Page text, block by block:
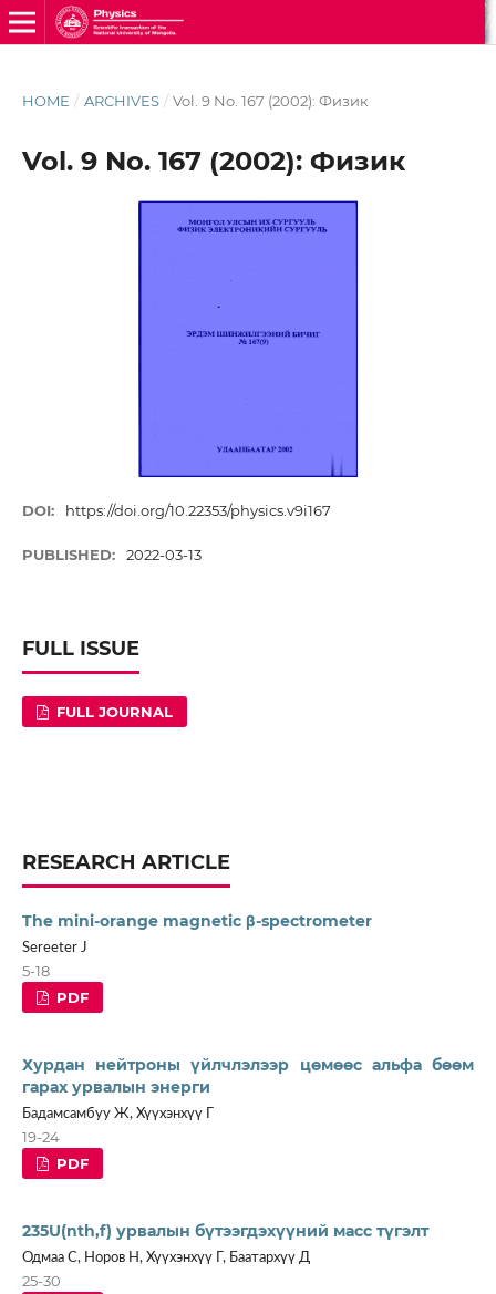
HOME / ARCHIVES / Vol. 9 No. 167 (2002): Физик
Vol. 9 No. 167 (2002): Физик
DOI: https://doi.org/10.22353/physics.v9i167
PUBLISHED: 2022-03-13
FULL ISSUE
FULL JOURNAL
RESEARCH ARTICLE
The mini-orange magnetic β-spectrometer
Sereeter J
5-18
PDF
Хурдан нейтроны үйлчлэлээр цөмөөс альфа бөөм
гарах урвалын энерги
Бадамсамбуу Ж, Хүүхэнхүү Г
19-24
PDF
235U(nth,f) урвалын бүтээгдэхүүний масс түгэлт
Одмаа С, Норов Н, Хүүхэнхүү Г, Баатархүү Д
25-30